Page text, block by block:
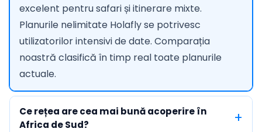
excelent pentru safari și itinerare mixte.
Planurile nelimitate Holafly se potrivesc
utilizatorilor intensivi de date. Comparația
noastră clasifică în timp real toate planurile
actuale.
Ce rețea are cea mai bună acoperire în
Africa de Sud?